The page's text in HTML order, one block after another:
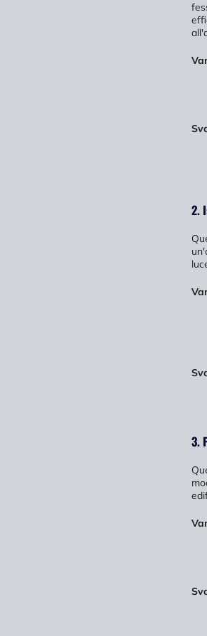
2.
3.